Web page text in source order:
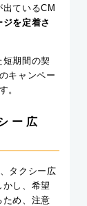
ているCM
ジを定着さ
短期間の契
キャンペー
。
ー広
タクシー広
し、希望
ため、注意